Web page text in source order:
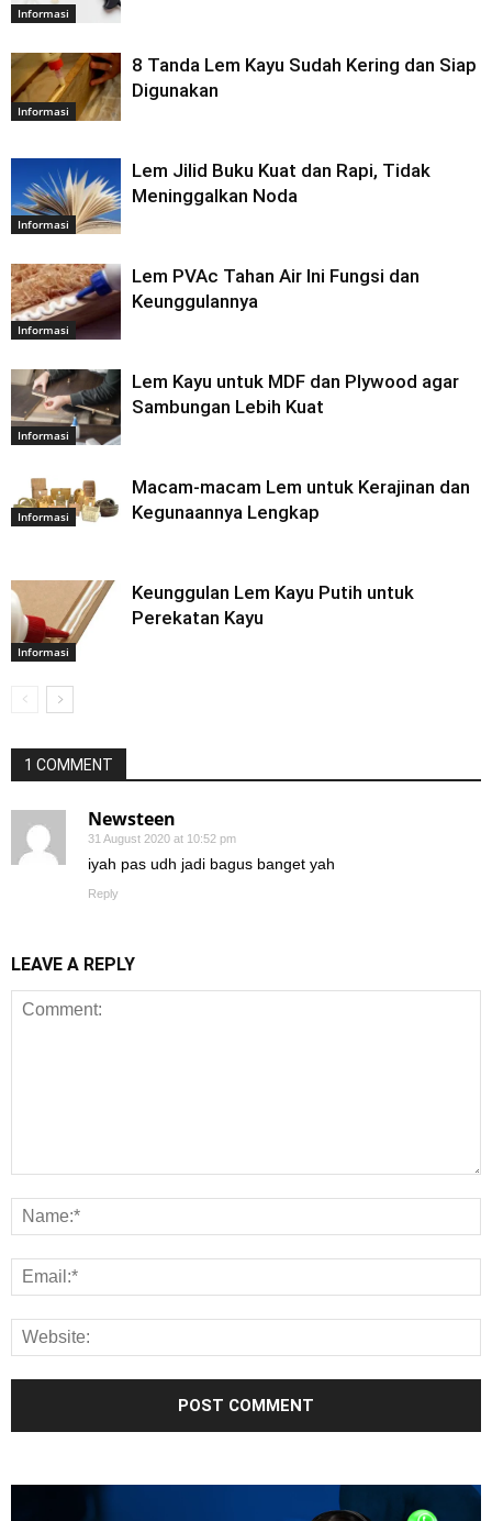
Informasi
Informasi
8 Tanda Lem Kayu Sudah Kering dan Siap
Digunakan
Informasi
Lem Jilid Buku Kuat dan Rapi, Tidak
Meninggalkan Noda
Informasi
Lem PVAc Tahan Air Ini Fungsi dan
Keunggulannya
Informasi
Lem Kayu untuk MDF dan Plywood agar
Sambungan Lebih Kuat
Informasi
Macam-macam Lem untuk Kerajinan dan
Kegunaannya Lengkap
Informasi
Keunggulan Lem Kayu Putih untuk
Perekatan Kayu
1 COMMENT
Newsteen
31 August 2020 at 10:52 pm
iyah pas udh jadi bagus banget yah
Reply
LEAVE A REPLY